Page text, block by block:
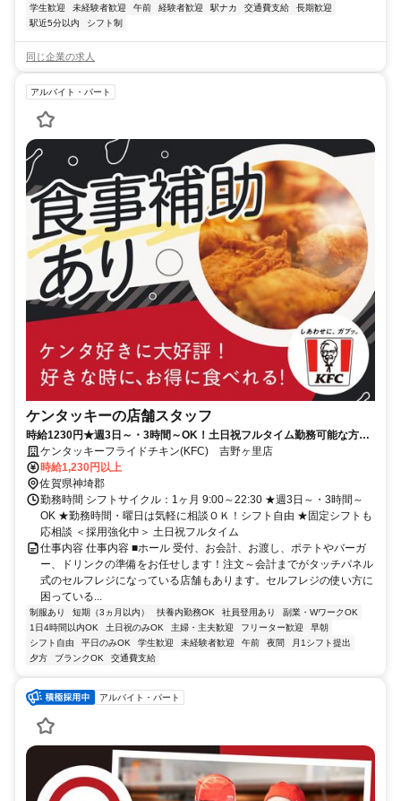
学生歓迎
未経験者歓迎 午前 経験者歓迎 駅ナカ 交通費支給
長期歓迎
駅近5分以内
シフト制
同じ企業の求人
アルバイト・パート
ケンタッキーの店舗スタッフ
時給1230円★週3日～・3時間～OK！土日祝フルタイム勤務可能な方大
歓迎♪ケンタッキーフライドチキン(KFC) 吉野ヶ里店
時給1,230円以上
佐賀県神埼郡
勤務時間 シフトサイクル：1ヶ月 9:00～22:30 ★週3日～・3時間～
OK ★勤務時間・曜日は気軽に相談ＯＫ！シフト自由 ★固定シフトも
応相談 ＜採用強化中＞ 土日祝フルタイム
仕事内容 仕事内容 ■ホール 受付、お会計、お渡し、ポテトやバーガ
ー、ドリンクの準備をお任せします！注文～会計までがタッチパネル
式のセルフレジになっている店舗もあります。セルフレジの使い方に
困っている...
制服あり 短期（3ヵ月以内） 扶養内勤務OK 社員登用あり
副業・WワークOK
1日4時間以内OK
土日祝のみOK 主婦・主夫歓迎 フリーター歓迎
早朝
シフト自由
平日のみOK 学生歓迎 未経験者歓迎 午前 夜間
月1シフト提出
夕方
ブランクOK 交通費支給
アルバイト・パート